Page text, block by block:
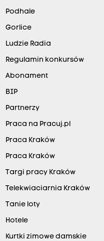
Podhale
Gorlice
Ludzie Radia
Regulamin konkursów
Abonament
BIP
Partnerzy
Praca na Pracuj.pl
Praca Kraków
Praca Kraków
Targi pracy Kraków
Telekwiaciarnia Kraków
Tanie loty
Hotele
Kurtki zimowe damskie